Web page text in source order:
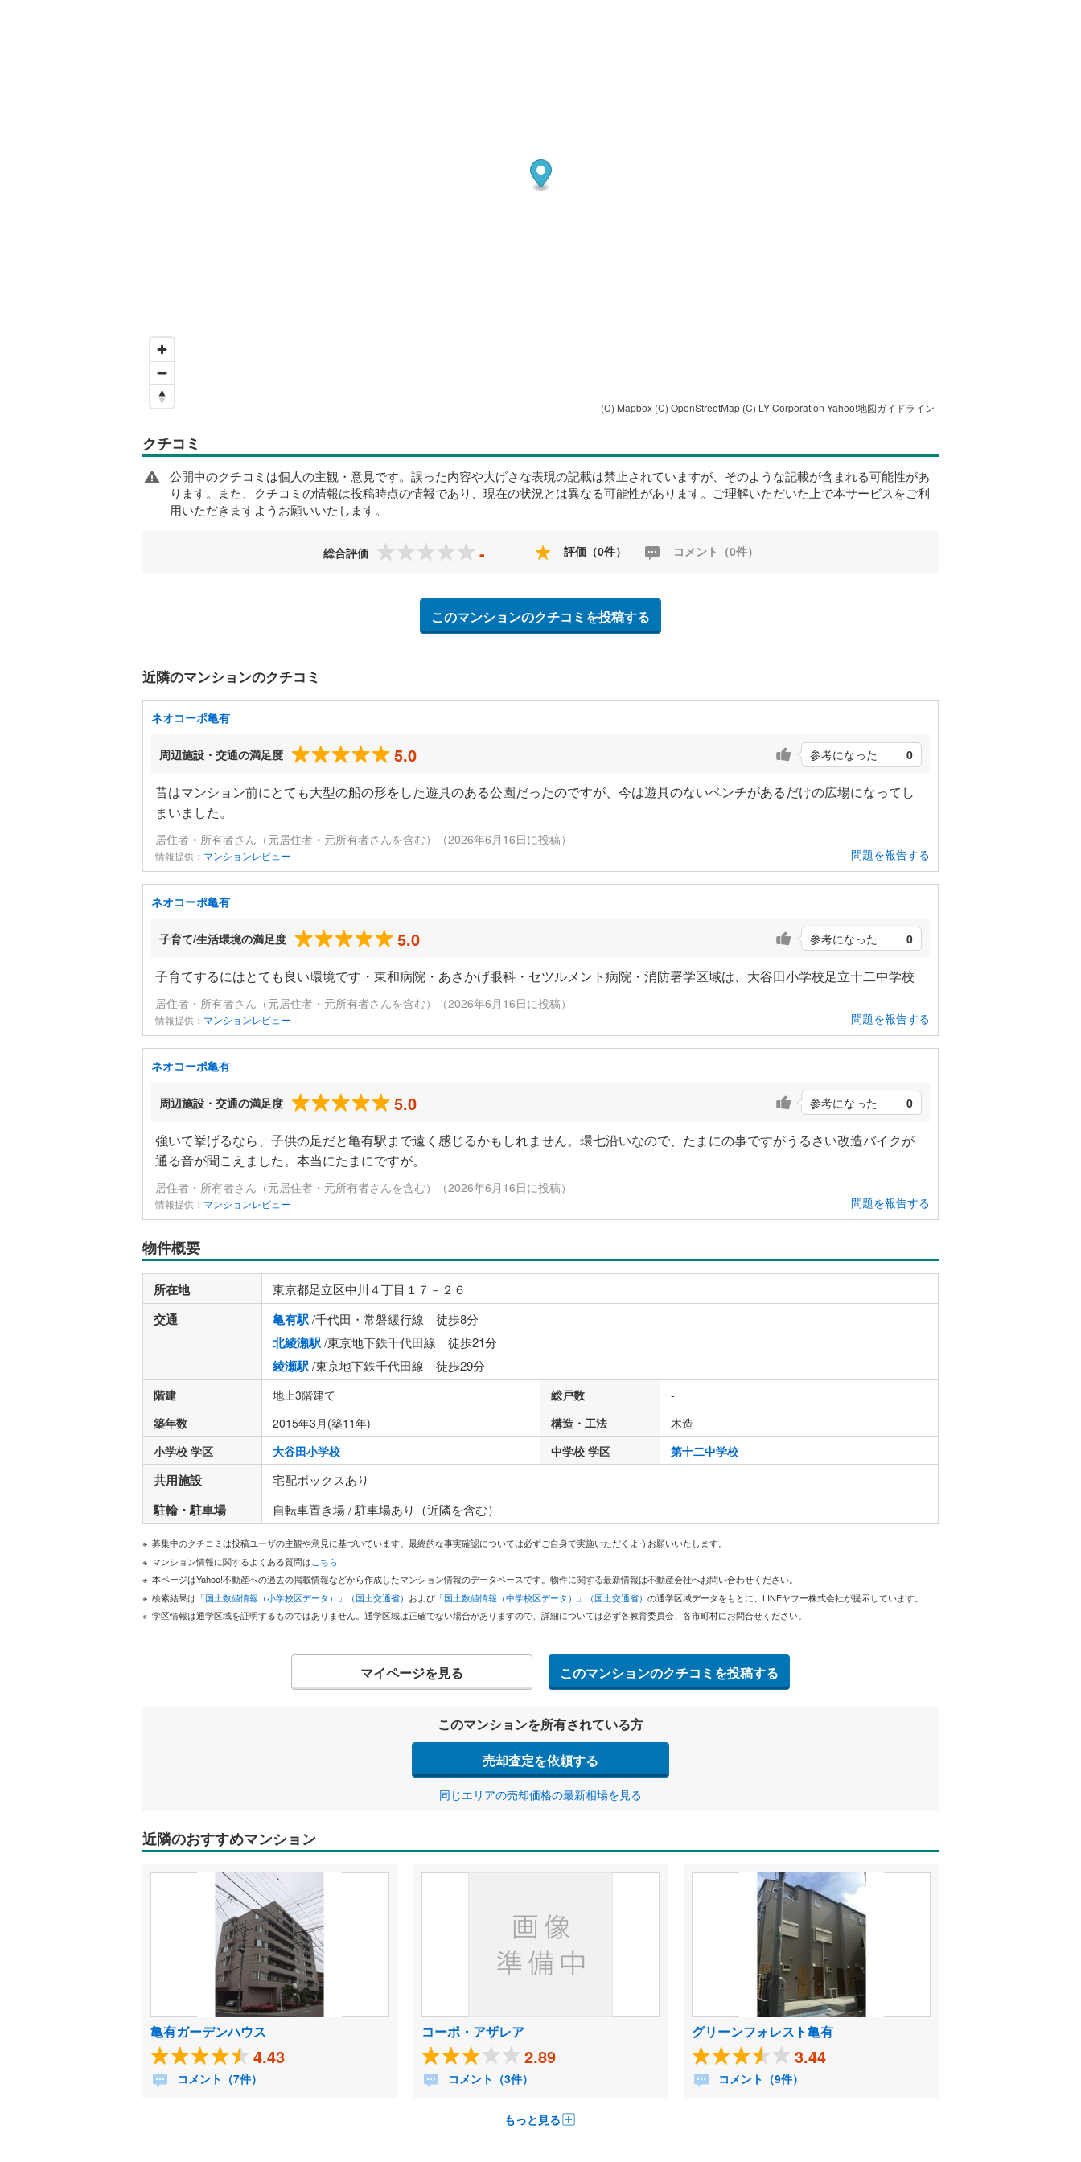
(C) Mapbox (C) OpenStreetMap (C) LY Corporation Yahoo!地図ガイドライン
クチコミ
公開中のクチコミは個人の主観・意見です。誤った内容や大げさな表現の記載は禁止されていますが、そのような記載が含まれる可能性があ
ります。また、クチコミの情報は投稿時点の情報であり、現在の状況とは異なる可能性があります。ご理解いただいた上で本サービスをご利
用いただきますようお願いいたします。
総合評価 - 評価（0件） コメント（0件）
このマンションのクチコミを投稿する
近隣のマンションのクチコミ
ネオコーポ亀有
周辺施設・交通の満足度 5.0 参考になった 0
昔はマンション前にとても大型の船の形をした遊具のある公園だったのですが、今は遊具のないベンチがあるだけの広場になってし
まいました。
居住者・所有者さん（元居住者・元所有者さんを含む）（2026年6月16日に投稿）
情報提供： マンションレビュー 問題を報告する
ネオコーポ亀有
子育て/生活環境の満足度 5.0 参考になった 0
子育てするにはとても良い環境です・東和病院・あさかげ眼科・セツルメント病院・消防署学区域は、大谷田小学校足立十二中学校
居住者・所有者さん（元居住者・元所有者さんを含む）（2026年6月16日に投稿）
情報提供： マンションレビュー 問題を報告する
ネオコーポ亀有
周辺施設・交通の満足度 5.0 参考になった 0
強いて挙げるなら、子供の足だと亀有駅まで遠く感じるかもしれません。環七沿いなので、たまにの事ですがうるさい改造バイクが
通る音が聞こえました。本当にたまにですが。
居住者・所有者さん（元居住者・元所有者さんを含む）（2026年6月16日に投稿）
情報提供： マンションレビュー 問題を報告する
物件概要
所在地 東京都足立区中川４丁目１７－２６
交通 亀有駅/千代田・常磐緩行線 徒歩8分
北綾瀬駅/東京地下鉄千代田線 徒歩21分
綾瀬駅/東京地下鉄千代田線 徒歩29分
階建 地上3階建て 総戸数
-
築年数
2015年3月(築11年) 構造・工法
木造
小学校 学区
大谷田小学校 中学校 学区 第十二中学校
共用施設 宅配ボックスあり
駐輪・駐車場 自転車置き場 / 駐車場あり（近隣を含む）
募集中のクチコミは投稿ユーザの主観や意見に基づいています。最終的な事実確認については必ずご自身で実施いただくようお願いいたします。
マンション情報に関するよくある質問はこちら
本ページはYahoo!不動産への過去の掲載情報などから作成したマンション情報のデータベースです。物件に関する最新情報は不動産会社へお問い合わせください。
検索結果は 「国土数値情報（小学校区データ）」（国土交通省） および 「国土数値情報（中学校区データ）」（国土交通省） の通学区域データをもとに、LINEヤフー株式会社が提示しています。
学区情報は通学区域を証明するものではありません。通学区域は正確でない場合がありますので、詳細については必ず各教育委員会、各市町村にお問合せください。
マイページを見る このマンションのクチコミを投稿する
このマンションを所有されている方
売却査定を依頼する
同じエリアの売却価格の最新相場を見る
近隣のおすすめマンション
亀有ガーデンハウス
4.43
コメント（7件）
コーポ・アザレア
2.89
コメント（3件）
グリーンフォレスト亀有
3.44
コメント（9件）
もっと見る